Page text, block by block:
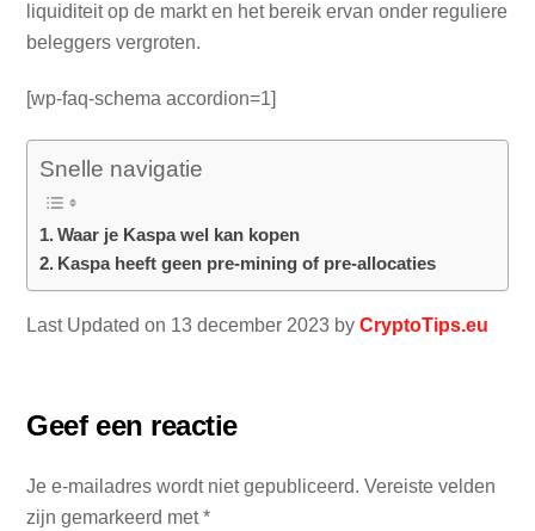
Last Updated on 13 december 2023 byCryptoTips.eu
liquiditeit op de markt en het bereik ervan onder reguliere
beleggers vergroten.
[wp-faq-schema accordion=1]
Snelle navigatie
Waar je Kaspa wel kan kopen
Kaspa heeft geen pre-mining of pre-allocaties
Geef een reactie
Je e-mailadres wordt niet gepubliceerd. Vereiste velden
zijn gemarkeerd met*